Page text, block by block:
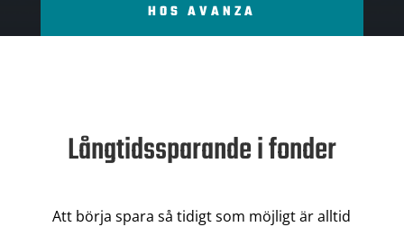
HOS AVANZA
Långtidssparande i fonder
Att börja spara så tidigt som möjligt är alltid